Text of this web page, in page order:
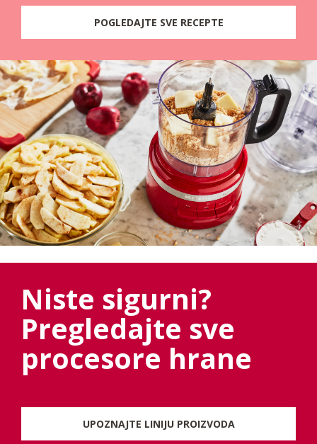
POGLEDAJTE SVE RECEPTE
Niste sigurni?
Pregledajte sve
procesore hrane
UPOZNAJTE LINIJU PROIZVODA